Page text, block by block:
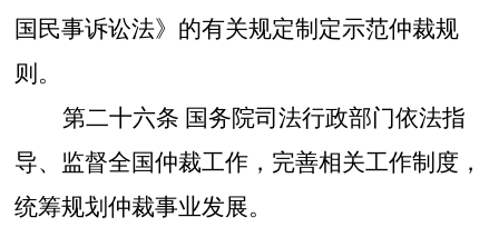
国民事诉讼法》的有关规定制定示范仲裁规
则。
第二十六条 国务院司法行政部门依法指
导、监督全国仲裁工作，完善相关工作制度，
统筹规划仲裁事业发展。